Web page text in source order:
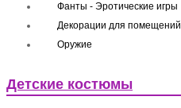
Фанты - Эротические игры
Декорации для помещений
Оружие
Детские костюмы